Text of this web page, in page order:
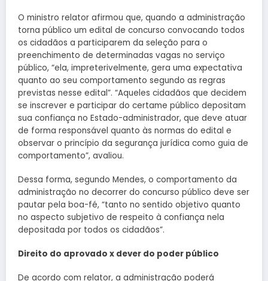
O ministro relator afirmou que, quando a administração
torna público um edital de concurso convocando todos
os cidadãos a participarem da seleção para o
preenchimento de determinadas vagas no serviço
público, “ela, impreterivelmente, gera uma expectativa
quanto ao seu comportamento segundo as regras
previstas nesse edital”. “Aqueles cidadãos que decidem
se inscrever e participar do certame público depositam
sua confiança no Estado-administrador, que deve atuar
de forma responsável quanto às normas do edital e
observar o princípio da segurança jurídica como guia de
comportamento”, avaliou.
Dessa forma, segundo Mendes, o comportamento da
administração no decorrer do concurso público deve ser
pautar pela boa-fé, “tanto no sentido objetivo quanto
no aspecto subjetivo de respeito à confiança nela
depositada por todos os cidadãos”.
Direito do aprovado x dever do poder público
De acordo com relator, a administração poderá